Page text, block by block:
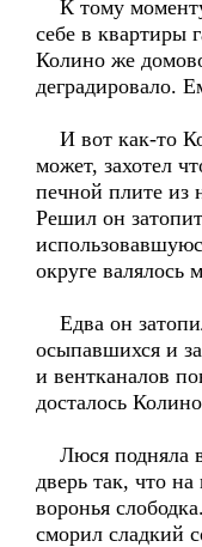
К тому
себе в квартиры
Колино же
деградировало.
И вот как-то
может, захотел
печной плите из
Решил он
округе валялось
Едва он
осыпавшихся и
и вентканалов
досталось
Люся подняла
дверь так, что
воронья
сморил сладкий